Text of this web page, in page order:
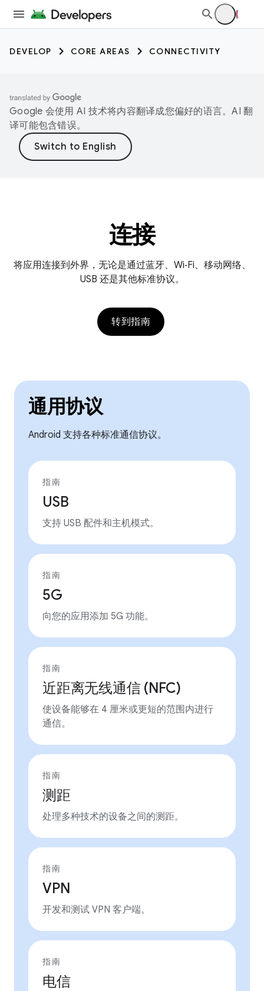
DEVELOP CORE AREAS CONNECTIVITY
Google 会使用 AI 技术将内容翻译成您偏好的语言。AI 翻
译可能包含错误。
连接
将应用连接到外界，无论是通过蓝牙、Wi‑Fi、移动网络、
USB 还是其他标准协议。
转到指南
通用协议
Android 支持各种标准通信协议。
指南
USB
支持 USB 配件和主机模式。
指南
5G
向您的应用添加 5G 功能。
指南
近距离无线通信 (NFC)
使设备能够在 4 厘米或更短的范围内进行
通信。
指南
测距
处理多种技术的设备之间的测距。
指南
VPN
开发和测试 VPN 客户端。
指南
电信